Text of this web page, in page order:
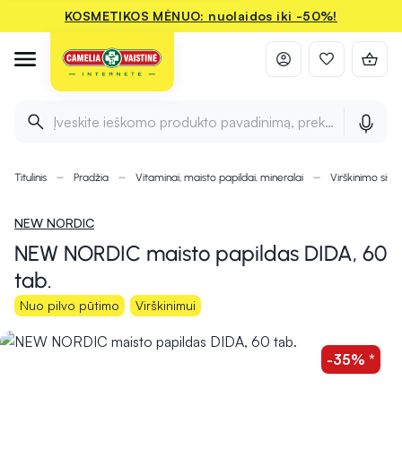
KOSMETIKOS MĖNUO: nuolaidos iki -50%!
Įveskite ieškomo produkto pavadinimą, prekės ženklą ir
Titulinis Pradžia Vitaminai, maisto papildai, mineralai Virškinimo
NEW NORDIC
NEW NORDIC maisto papildas DIDA, 60
tab.
Nuo pilvo pūtimo Virškinimui
-35% *